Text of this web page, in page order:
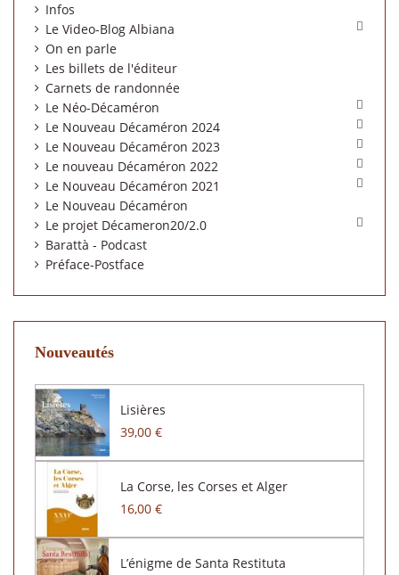
Infos
Le Video-Blog Albiana

On en parle
Les billets de l'éditeur
Carnets de randonnée
Le Néo-Décaméron

Le Nouveau Décaméron 2024 
Le Nouveau Décaméron 2023 
Le nouveau Décaméron 2022 
Le Nouveau Décaméron 2021 
Le Nouveau Décaméron
Le projet Décameron20/2.0

Barattà - Podcast
Préface-Postface
Nouveautés
Lisières
39,00 €
La Corse, les Corses et Alger
16,00 €
L’énigme de Santa Restituta